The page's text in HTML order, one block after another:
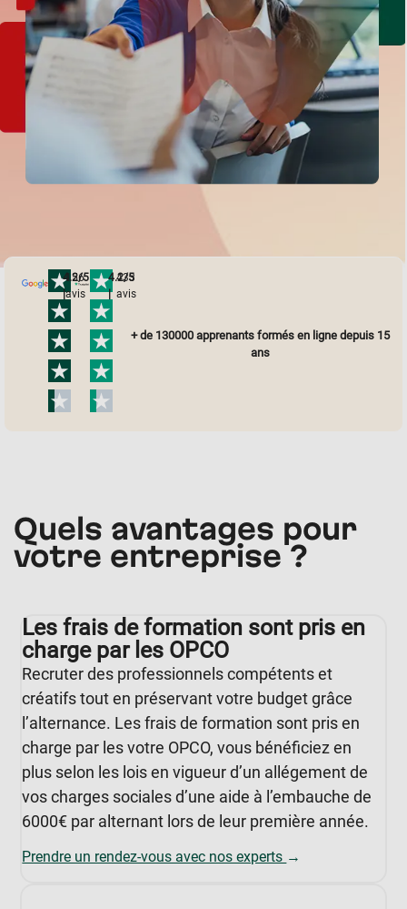
4.2/5
|
156
avis
4.2/5
|
433
avis
+ de 130000 apprenants formés en ligne depuis 15
ans
Quels avantages pour
votre entreprise ?
Les frais de formation sont pris en
charge par les OPCO
Recruter des professionnels compétents et
créatifs tout en préservant votre budget grâce
l’alternance. Les frais de formation sont pris en
charge par les votre OPCO, vous bénéficiez en
plus selon les lois en vigueur d’un allégement de
vos charges sociales d’une aide à l’embauche de
6000€ par alternant lors de leur première année.
Prendre un rendez-vous avec nos experts →